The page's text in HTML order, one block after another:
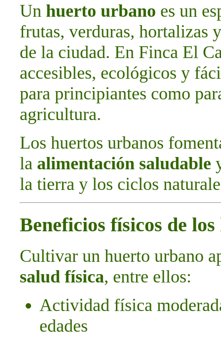
Un huerto urbano es un
frutas, verduras, hortalizas
de la ciudad. En Finca El
accesibles, ecológicos y
para principiantes como
agricultura.
Los huertos urbanos
la alimentación saludable
la tierra y los ciclos
Beneficios físicos de
Cultivar un huerto urbano
salud física, entre ellos:
Actividad física
edades